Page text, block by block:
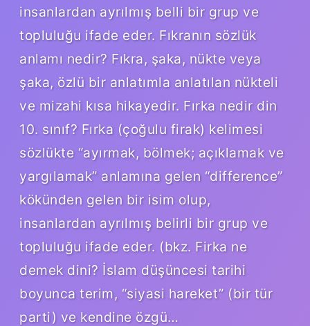
insanlardan ayrılmış belli bir grup ve
topluluğu ifade eder. Fıkranın sözlük
anlamı nedir? Fıkra, şaka, nükte veya
şaka, özlü bir anlatımla anlatılan nükteli
ve mizahi kısa hikayedir. Fırka nedir din
10. sınıf? Fırka (çoğulu firak) kelimesi
sözlükte “ayırmak, bölmek; açıklamak ve
yargılamak” anlamına gelen “difference”
kökünden gelen bir isim olup,
insanlardan ayrılmış belirli bir grup ve
topluluğu ifade eder. (bkz. Firka ne
demek dini? İslam düşüncesi tarihi
boyunca terim, “siyasi hareket” (bir tür
parti) ve kendine özgü…